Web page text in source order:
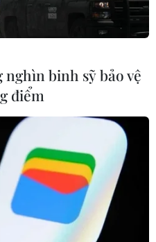
binh sỹ bảo vệ
điểm